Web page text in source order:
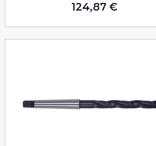
124,87€